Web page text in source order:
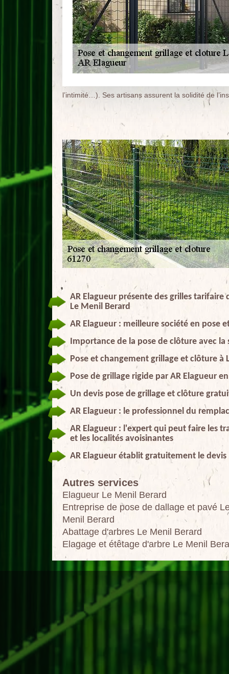
l’intimité…). Ses artisans assurent la solidité de
AR Elagueur présente des grilles
Le Menil Berard
AR Elagueur : meilleure société en pose
Importance de la pose de clôture avec la
Pose et changement grillage et clôture à
Pose de grillage rigide par AR Elagueur
Un devis pose de grillage et clôture
AR Elagueur : le professionnel du
AR Elagueur : l'expert qui peut faire les
et les localités avoisinantes
AR Elagueur établit gratuitement le
Autres services
Elagueur Le Menil Berard
Entreprise de pose de dallage et pavé
Menil Berard
Abattage d'arbres Le Menil Berard
Elagage et étêtage d'arbre Le Menil